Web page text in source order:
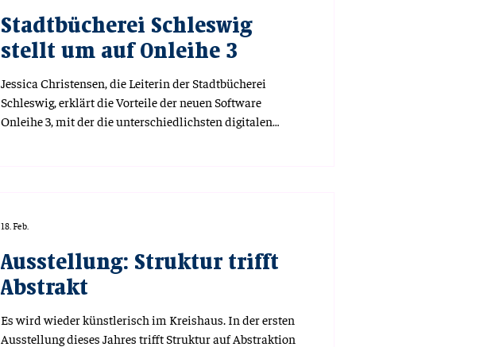
Stadtbücherei Schleswig
stellt um auf Onleihe 3
Jessica Christensen, die Leiterin der Stadtbücherei
Schleswig, erklärt die Vorteile der neuen Software
Onleihe 3, mit der die unterschiedlichsten digitalen
Ausstellung: Struktur trifft
Abstrakt
Es wird wieder künstlerisch im Kreishaus. In der ersten
Ausstellung dieses Jahres trifft Struktur auf Abstraktion
18. Feb.